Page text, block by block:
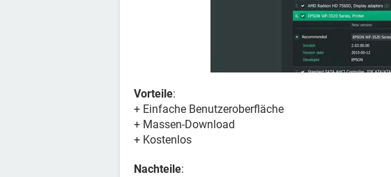
Vorteile:
+ Einfache Benutzeroberfläche
+ Massen-Download
+ Kostenlos
Nachteile: